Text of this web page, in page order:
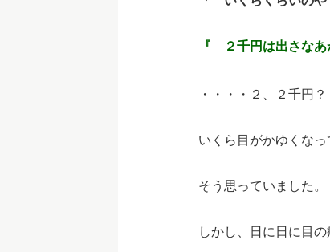
『 ２千円は出さな
・・・・２、２千円
いくら目がかゆくな
そう思っていました。
しかし、日に日に目